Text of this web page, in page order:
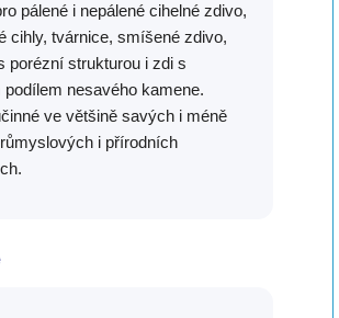
pálené i nepálené cihelné zdivo,
cihly, tvárnice, smíšené zdivo,
porézní strukturou i zdi s
nesavého kamene.
ve většině savých i méně
i přírodních